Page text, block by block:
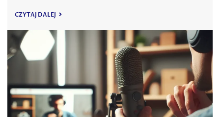
CZYTAJ DALEJ